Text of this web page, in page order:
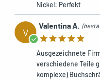
Nickel: Perfekt
V
Valentina A.
Ausgezeichnete
verschiedene Teile
komplexe)